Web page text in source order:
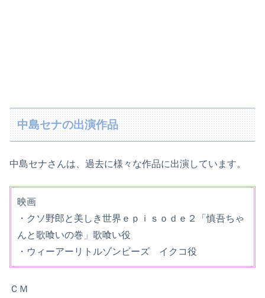
中島セナの出演作品
中島セナさんは、過去に様々な作品に出演しています。
映画
・クソ野郎と美しき世界ｅｐｉｓｏｄｅ２「慎吾ちゃ
んと歌喰いの巻」歌喰い役
・ウィーアーリトルゾンビーズ イクコ役
ＣＭ